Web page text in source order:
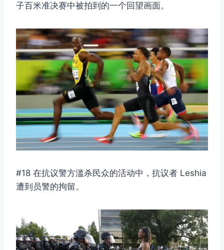
子百米准决赛中被拍到的一个回望画面。
#18 在抗议警方滥杀民众的活动中，抗议者 Leshia
遭到员警的拘留。